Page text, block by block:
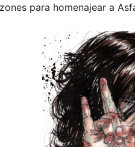
para homenajear a